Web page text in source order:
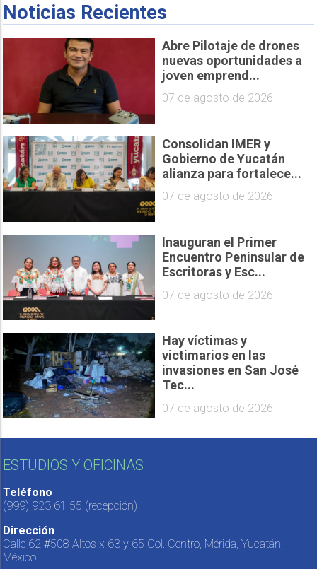
Noticias Recientes
Abre Pilotaje de drones
nuevas oportunidades a
joven emprend...
07 de agosto de 2026
Consolidan IMER y
Gobierno de Yucatán
alianza para fortalece...
07 de agosto de 2026
Inauguran el Primer
Encuentro Peninsular de
Escritoras y Esc...
07 de agosto de 2026
Hay víctimas y
victimarios en las
invasiones en San José
Tec...
07 de agosto de 2026
ESTUDIOS Y OFICINAS
Teléfono
(999) 923 61 55 (recepción)
Dirección
Calle 62 #508 Altos x 63 y 65 Col. Centro, Mérida, Yucatán,
México.